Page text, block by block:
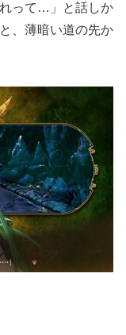
って…」と話しか
、薄暗い道の先か